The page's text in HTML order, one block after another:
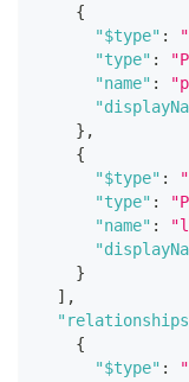
{
"$type" :
"type" :
"name" :
} ,
{
"$type" :
"type" :
"name" :
}
] ,
{
"$type" :